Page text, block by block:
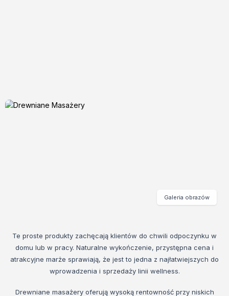
Te proste produkty zachęcają klientów do chwili odpoczynku w
domu lub w pracy. Naturalne wykończenie, przystępna cena i
atrakcyjne marże sprawiają, że jest to jedna z najłatwiejszych do
wprowadzenia i sprzedaży linii wellness.
Drewniane masażery oferują wysoką rentowność przy niskich
Galeria obrazów